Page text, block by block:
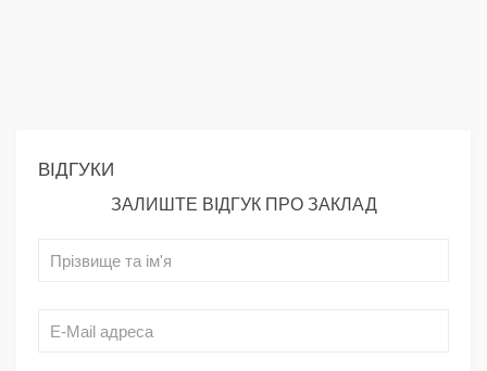
ВІДГУКИ
ЗАЛИШТЕ ВІДГУК ПРО ЗАКЛАД